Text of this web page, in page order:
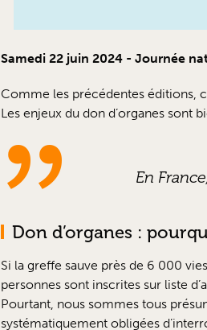
Samedi 22 juin 2024 - Journée
Comme les précédentes éditions,
Les enjeux du don d’organes sont
En
Don d’organes :
Si la greffe sauve près de 6 000
personnes sont inscrites sur liste
Pourtant, nous sommes tous
systématiquement obligées